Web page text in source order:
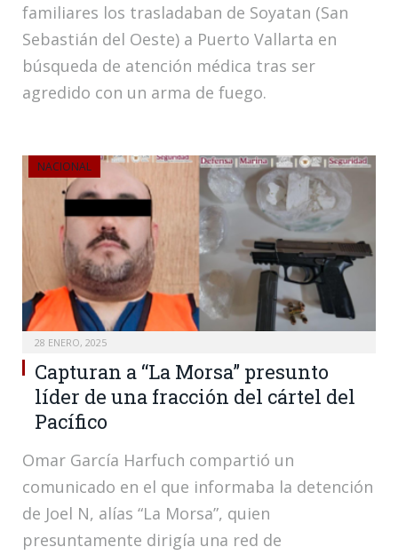
familiares los trasladaban de Soyatan (San
Sebastián del Oeste) a Puerto Vallarta en
búsqueda de atención médica tras ser
agredido con un arma de fuego.
NACIONAL
28 ENERO, 2025
Capturan a “La Morsa” presunto
líder de una fracción del cártel del
Pacífico
Omar García Harfuch compartió un
comunicado en el que informaba la detención
de Joel N, alías “La Morsa”, quien
presuntamente dirigía una red de